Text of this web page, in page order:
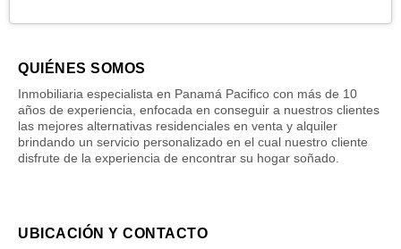
QUIÉNES SOMOS
Inmobiliaria especialista en Panamá Pacifico con más de 10
años de experiencia, enfocada en conseguir a nuestros clientes
las mejores alternativas residenciales en venta y alquiler
brindando un servicio personalizado en el cual nuestro cliente
disfrute de la experiencia de encontrar su hogar soñado.
UBICACIÓN Y CONTACTO